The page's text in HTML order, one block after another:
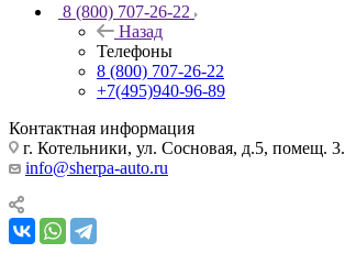
8 (800) 707-26-22
Назад
Телефоны
8 (800) 707-26-22
+7(495)940-96-89
Контактная информация
г. Котельники, ул. Сосновая, д.5, помещ. 3.
info@sherpa-auto.ru